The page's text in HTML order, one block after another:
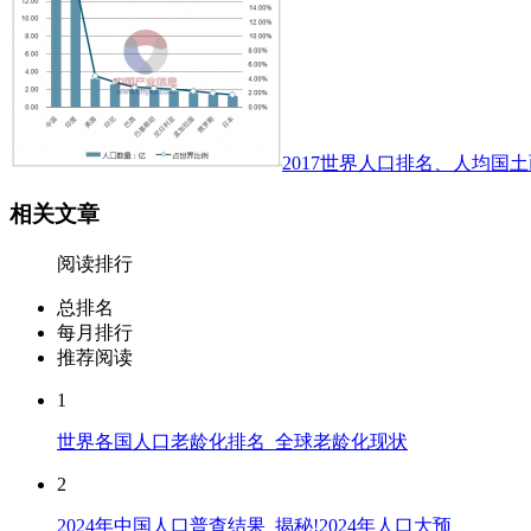
2017世界人口排名、人均国
相关文章
阅读排行
总排名
每月排行
推荐阅读
1
世界各国人口老龄化排名_全球老龄化现状
2
2024年中国人口普查结果_揭秘!2024年人口大预